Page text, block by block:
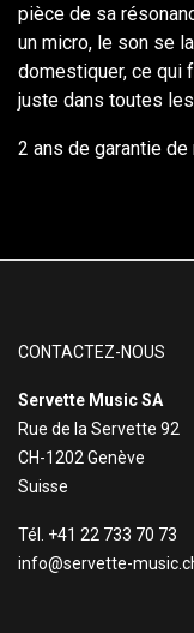
pièce de sa
un micro, le son se
domestiquer, ce qui
juste dans toutes
2 ans de garantie de
CONTACTEZ-NOUS
Servette Music SA
Rue de la Servette 92
CH-1202 Genève
Suisse
Tél. +41 22 733 70 73
info@servette-